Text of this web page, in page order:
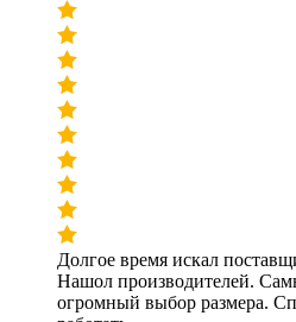
Долгое время искал
Нашол производителей.
огромный выбор размера.